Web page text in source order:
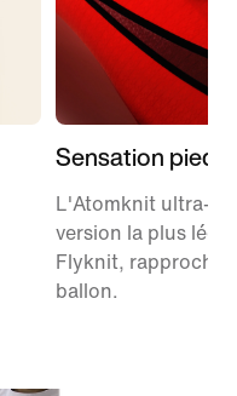
Sensation pieds
L'Atomknit ultra-
version la plus
Flyknit, rapproche
ballon.